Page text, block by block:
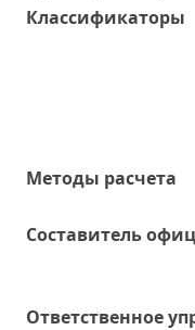
Классификаторы
Методы расчета
Составитель
Ответственное